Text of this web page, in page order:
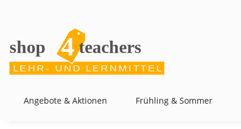
Angebote & Aktionen Frühling & Sommer